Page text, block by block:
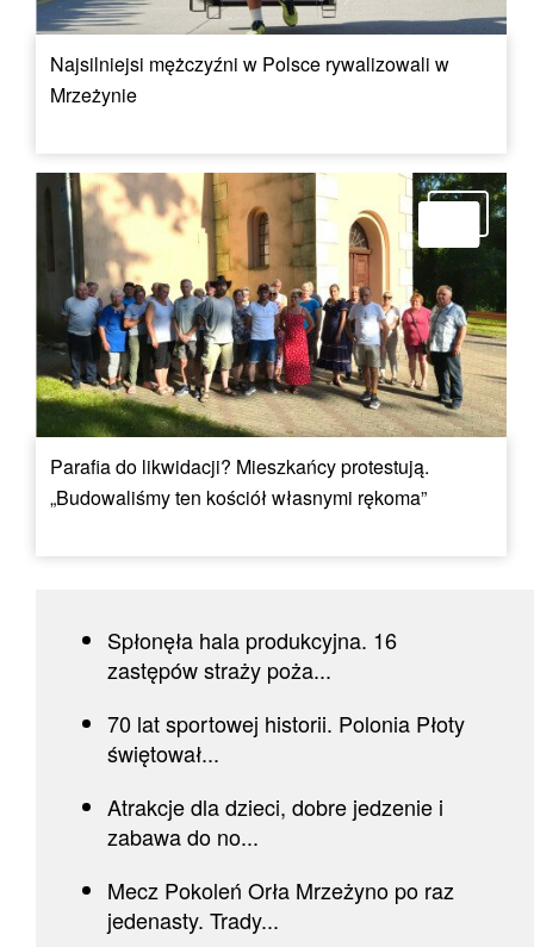
Najsilniejsi mężczyźni w Polsce rywalizowali w
Mrzeżynie
Parafia do likwidacji? Mieszkańcy protestują.
„Budowaliśmy ten kościół własnymi rękoma”
Spłonęła hala produkcyjna. 16
zastępów straży poża...
70 lat sportowej historii. Polonia Płoty
świętował...
Atrakcje dla dzieci, dobre jedzenie i
zabawa do no...
Mecz Pokoleń Orła Mrzeżyno po raz
jedenasty. Trady...